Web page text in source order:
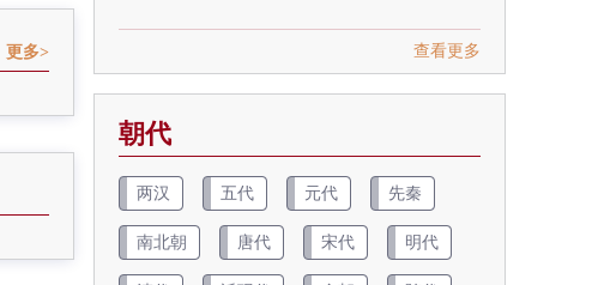
更多> 查看更多
朝代
两汉 五代 元代 先秦
南北朝 唐代 宋代 明代